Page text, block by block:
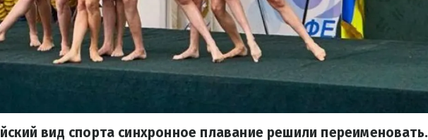
вид спорта синхронное плавание решили переименовать.